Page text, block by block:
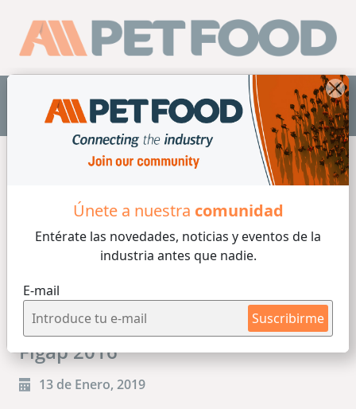
Únete a nuestra comunidad
Entérate las novedades, noticias y eventos de la
industria antes que nadie.
E-mail
Suscribirme
ES
Figap 2016
13 de Enero, 2019